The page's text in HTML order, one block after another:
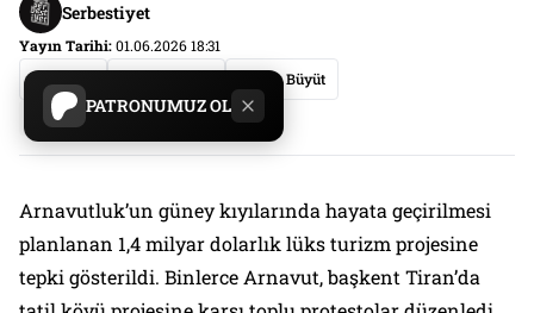
PATRONUMUZ OL
Serbestiyet
Yayın Tarihi:01.06.2026 18:31
Yazıyı Büyüt
Dünya Haberler Manşet
Arnavutluk’un güney kıyılarında hayata geçirilmesi
planlanan 1,4 milyar dolarlık lüks turizm projesine
tepki gösterildi. Binlerce Arnavut, başkent Tiran’da